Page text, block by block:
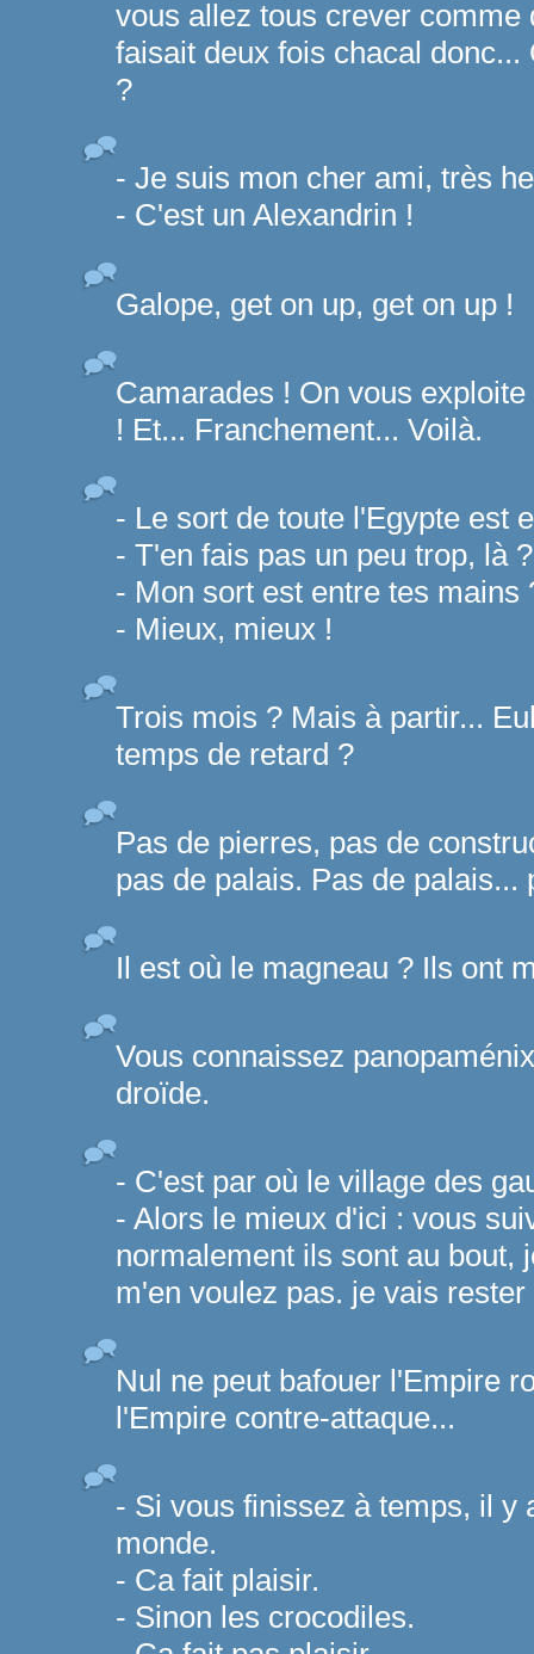
vous allez tous crever comme
faisait deux fois chacal
?
- Je suis mon cher ami, très
- C'est un Alexandrin !
Galope, get on up, get on up !
Camarades ! On vous
! Et... Franchement... Voilà.
- Le sort de toute l'Egypte est
- T'en fais pas un peu trop, là ?
- Mon sort est entre tes mains
- Mieux, mieux !
Trois mois ? Mais à partir...
temps de retard ?
Pas de pierres, pas de
pas de palais. Pas de palais...
Il est où le magneau ? Ils ont
Vous connaissez
droïde.
- C'est par où le village des
- Alors le mieux d'ici : vous
normalement ils sont au bout,
m'en voulez pas. je vais
Nul ne peut bafouer l'Empire
l'Empire contre-attaque...
- Si vous finissez à temps, il y
monde.
- Ca fait plaisir.
- Sinon les crocodiles.